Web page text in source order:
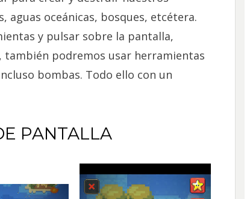
aguas oceánicas, bosques, etcétera.
y pulsar sobre la pantalla,
también podremos usar herramientas
bombas. Todo ello con un
PANTALLA